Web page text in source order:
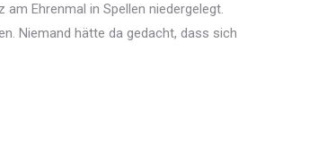
Ehrenmal in Spellen niedergelegt.
Niemand hätte da gedacht, dass sich